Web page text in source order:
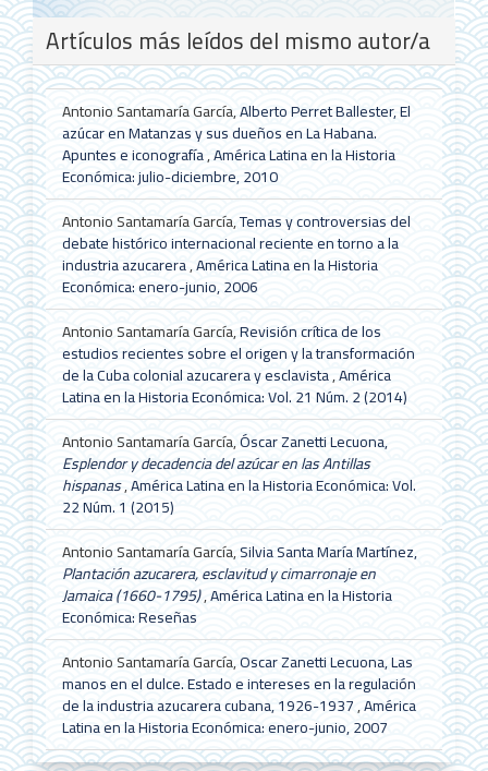
Artículos más leídos del mismo autor/a
Antonio Santamaría García,Alberto Perret Ballester, El
azúcar en Matanzas y sus dueños en La Habana.
Apuntes e iconografía,América Latina en la Historia
Económica: julio-diciembre, 2010
Antonio Santamaría García,Temas y controversias del
debate histórico internacional reciente en torno a la
industria azucarera,América Latina en la Historia
Económica: enero-junio, 2006
Antonio Santamaría García,Revisión crítica de los
estudios recientes sobre el origen y la transformación
de la Cuba colonial azucarera y esclavista,América
Latina en la Historia Económica: Vol. 21 Núm. 2 (2014)
Antonio Santamaría García,Óscar Zanetti Lecuona,
Esplendor y decadencia del azúcar en las Antillas
hispanas,América Latina en la Historia Económica: Vol.
22 Núm. 1 (2015)
Antonio Santamaría García,Silvia Santa María Martínez,
Plantación azucarera, esclavitud y cimarronaje en
Jamaica (1660-1795),América Latina en la Historia
Económica: Reseñas
Antonio Santamaría García,Oscar Zanetti Lecuona, Las
manos en el dulce. Estado e intereses en la regulación
de la industria azucarera cubana, 1926-1937,América
Latina en la Historia Económica: enero-junio, 2007